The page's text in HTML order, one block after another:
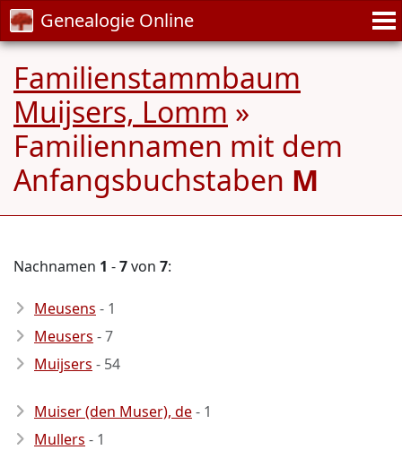
Genealogie Online
Familienstammbaum
Muijsers, Lomm »
Familiennamen mit dem
Anfangsbuchstaben M
Nachnamen 1 -7von 7:
Meusens - 1
Meusers - 7
Muijsers - 54
Muiser (den Muser), de- 1
Mullers - 1